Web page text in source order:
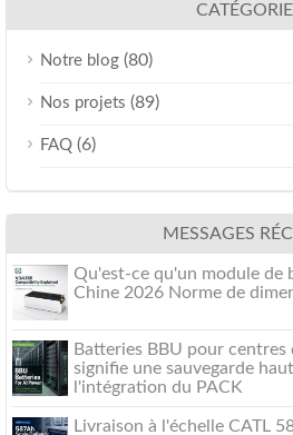
Notre blog (80)
Nos projets (89)
FAQ (6)
MESSAGES
Qu'est-ce qu'un module de
Chine 2026 Norme de
Batteries BBU pour centres
signifie une sauvegarde
l'intégration du PACK
Livraison à l'échelle CATL